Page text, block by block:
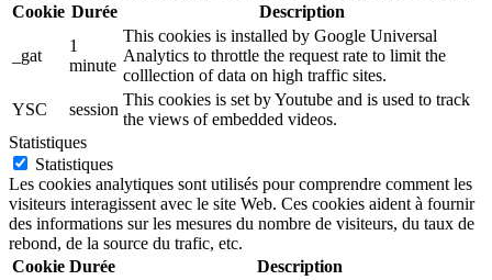
Cookie Durée Description
_gat
1
minute
This cookies is installed by Google Universal
Analytics to throttle the request rate to limit the
colllection of data on high traffic sites.
YSC
session
This cookies is set by Youtube and is used to track
the views of embedded videos.
Statistiques
Statistiques
Les cookies analytiques sont utilisés pour comprendre comment les
visiteurs interagissent avec le site Web. Ces cookies aident à fournir
des informations sur les mesures du nombre de visiteurs, du taux de
rebond, de la source du trafic, etc.
Cookie Durée Description